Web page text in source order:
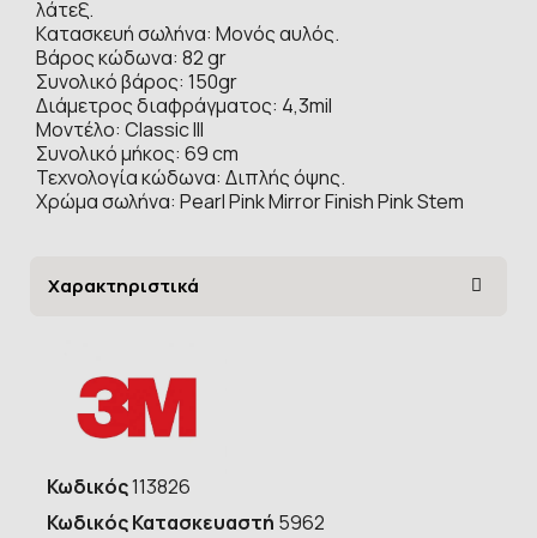
λάτεξ.
Kατασκευή σωλήνα: Μονός αυλός.
Βάρος κώδωνα: 82 gr
Συνολικό βάρος: 150gr
Διάμετρος διαφράγματος: 4,3mil
Μοντέλο: Classic III
Συνολικό μήκος: 69 cm
Τεχνολογία κώδωνα: Διπλής όψης.
Χρώμα σωλήνα: Pearl Pink Mirror Finish Pink Stem
Χαρακτηριστικά
Κωδικός113826
Κωδικός Κατασκευαστή 5962